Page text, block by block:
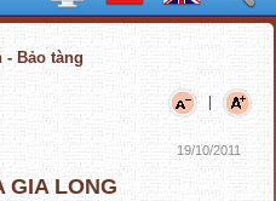
- Bảo tàng
|
19/10/2011
GIA LONG